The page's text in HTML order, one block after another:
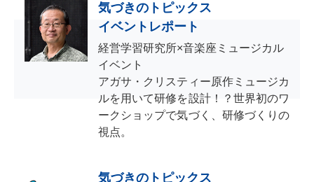
気づきのトピックス
イベントレポート
経営学習研究所×音楽座ミュージカル
イベント
アガサ・クリスティー原作ミュージカ
ルを用いて研修を設計！？世界初のワ
ークショップで気づく、研修づくりの
視点。
気づきのトピックス